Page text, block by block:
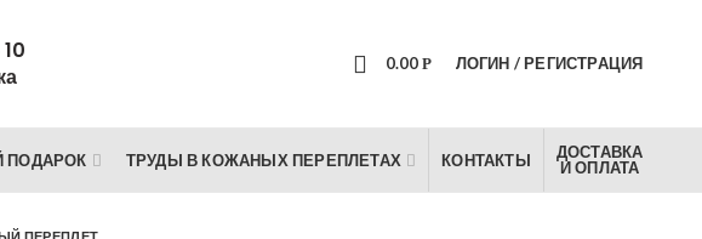
0.00 Р ЛОГИН / РЕГИСТРАЦИЯ
ПОДАРОК ТРУДЫ В КОЖАНЫХ ПЕРЕПЛЕТАХ КОНТАКТЫ
ДОСТАВКА
И ОПЛАТА